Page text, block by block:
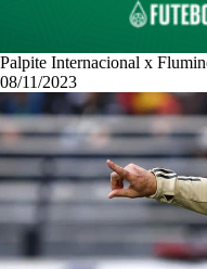
Palpite Internacional x
08/11/2023